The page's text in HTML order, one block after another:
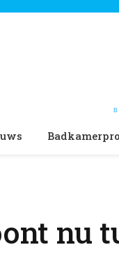
nu